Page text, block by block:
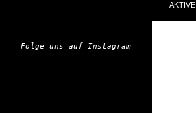
AKTIVE
Folge uns auf Instagram